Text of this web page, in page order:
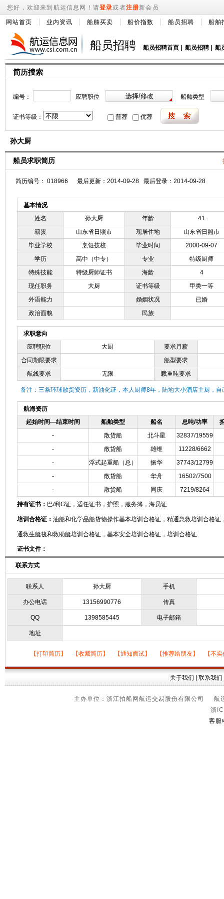
您好，欢迎来到航运信息网！请登录或者注册新会员
网站首页 业内资讯 船舶买卖 船价指数 船员招聘 船舶
船员招聘 船员招聘首页 船员招聘| 船
简历搜索
编号： 应聘职位 船舶类型
证书等级： 普荐 优荐
孙大厨
船员求职简历
简历编号： 018966 最后更新：2014-09-28 最后登录：2014-09-28
基本情况
姓名
孙大厨 年龄
41
籍贯
山东省日照市 现居住地
山东省日照市
毕业学校
烹饪技校 毕业时间
2000-09-07
学历
高中（中专） 专业
特级厨师
特殊技能
特级厨师证书 海龄
4
现任职务
大厨 证书等级
甲类一等
外语能力
婚姻状况
已婚
政治面貌
民族
求职意向
应聘职位
大厨
要求月薪
合同期限要求
船型要求
航线要求
无限 载重吨要求
备注：三条环球散货资历，新油化证，本人厨师8年，陆地大小酒店主厨，
航海资历
起始时间—结束时间
船舶类型 船名 总吨/功率
-
散货船 北斗星
32837/19559
-
散货船 雄维
11228/6662
-
浮式起重船（总） 振华
37743/12799
-
散货船 华舟
16502/7500
-
散货船 同庆 7219/8264
持有证书： 巴/利G证，适任证书，护照，服务簿，海员证
培训合格证： 油船和化学品船货物操作基本培训合格证，精通急救培训合格
通救生艇筏和救助艇培训合格证，基本安全培训合格证，培训合格证
证书文件：
联系方式
联系人 孙大厨 手机
办公电话 13156990776 传真
QQ 1398585445 电子邮箱
地址
【打印简历】 【收藏简历】 【通知面试】 【推荐给朋友】 【不实
关于我们 联系我们
主办单位：浙江拍船网航运交易股份有限公司
浙
客服